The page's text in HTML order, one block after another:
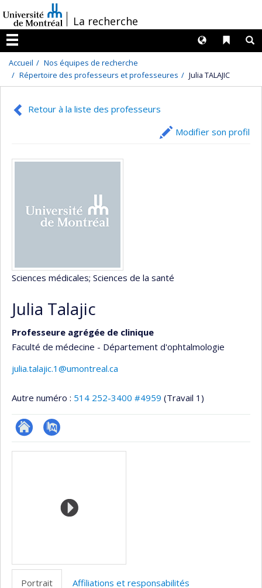
au
contenu
/La recherche
Menu
Liens
Langues
Accueil
Nos équipes de recherche
Répertoire des professeurs et professeures
Julia TALAJIC
Retour à la liste des professeurs
Modifier son profil
Sciences médicales; Sciences de la santé
Julia Talajic
Professeure agrégée de clinique
Faculté de médecine - Département d'ophtalmologie
julia.talajic.1@umontreal.ca
Autre numéro : 514 252-3400 #4959 (Travail 1)
ResearchGate
PubMed
Médias
Portrait Affiliations et responsabilités